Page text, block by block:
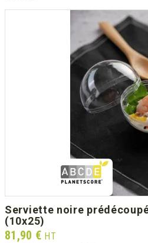
serviette noire prédécoupée - rouleau
(10x25)
Prix
81,90 € HT